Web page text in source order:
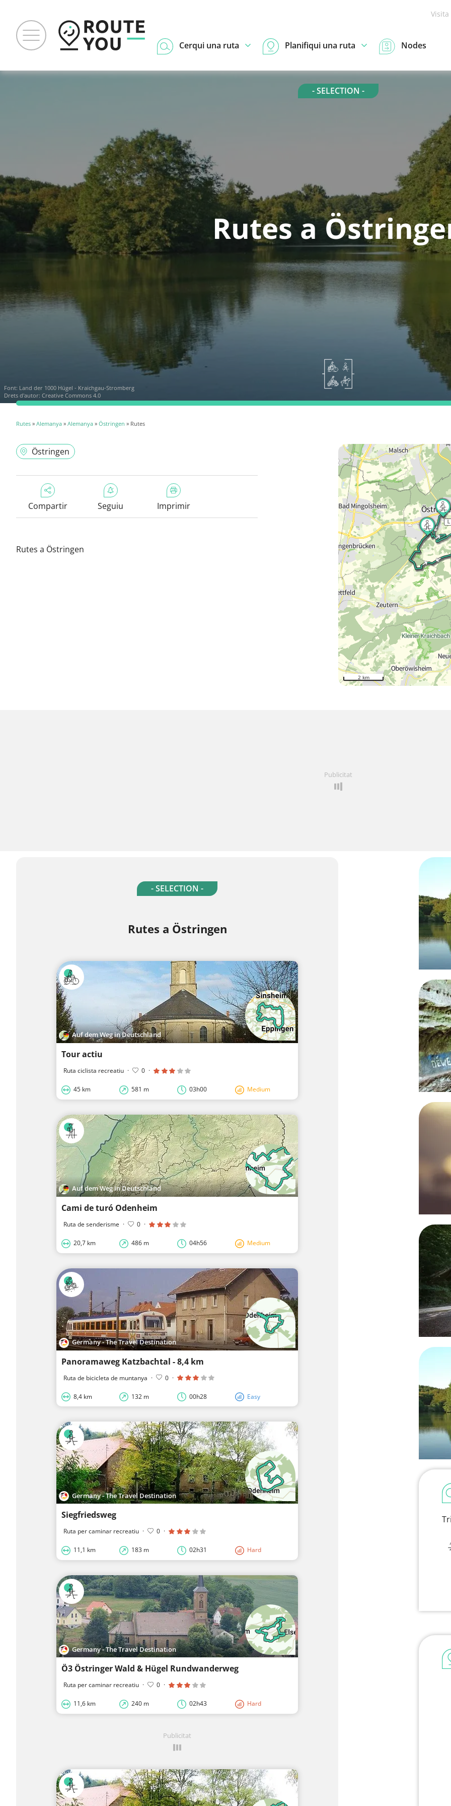
Cerqui una ruta Planifiqui una ruta Nodes
- SELECTION -
Rutes a
Font: Land der 1000 Hügel - Kraichgau-Stromberg
Drets d'autor: Creative Commons 4.0
Rutes » Alemanya » Alemanya » Östringen » Rutes
Östringen
Compartir Seguiu Imprimir
Rutes a Östringen
2 km
Publicitat
- SELECTION -
Rutes a Östringen
Auf dem Weg in Deutschland
Tour actiu
Ruta ciclista recreatiu · 0 ·
45 km 581 m 03h00 Medium
Auf dem Weg in Deutschland
Cami de turó Odenheim
Ruta de senderisme · 0 ·
20,7 km 486 m 04h56 Medium
Germany - The Travel Destination
Panoramaweg Katzbachtal - 8,4 km
Ruta de bicicleta de muntanya · 0 ·
8,4 km 132 m 00h28 Easy
Germany - The Travel Destination
Siegfriedsweg
Ruta per caminar recreatiu · 0 ·
11,1 km 183 m 02h31 Hard
Germany - The Travel Destination
Ö3 Östringer Wald & Hügel Rundwanderweg
Ruta per caminar recreatiu · 0 ·
11,6 km 240 m 02h43 Hard
Publicitat